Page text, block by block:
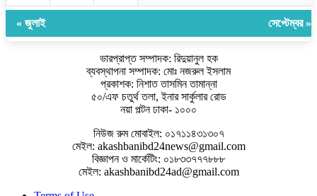
« জুলাই সেপ্টেম্বর »
ভারপ্রাপ্ত সম্পাদক: রিদুয়ানুল হক
ব্যবস্থাপনা সম্পাদক: মোঃ নজরুল ইসলাম
প্রকাশক: নিশাত তাসমিন তামান্না
৫০/এফ চতুর্থ তলা, ইনার সার্কুলার রোড
নয়া পল্টন ঢাকা- ১০০০
নিউজ রুম মোবাইল: ০১৭১১৪৩১৩০৭
মেইল: akashbanibd24news@gmail.com
বিজ্ঞাপন ও মার্কেটিং: ০১৮৩৩৭৭৭৮৮৮
মেইল: akashbanibd24ad@gmail.com